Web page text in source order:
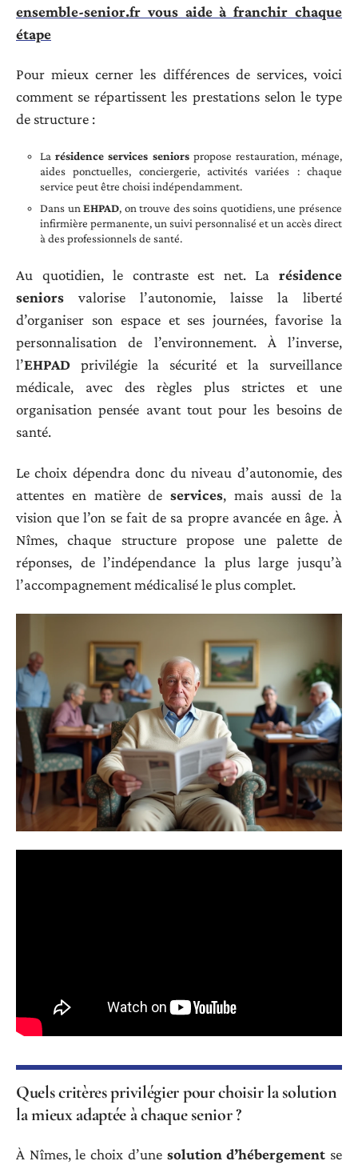
ensemble-senior.fr vous aide à franchir chaque
étape
Pour mieux cerner les différences de services, voici
comment se répartissent les prestations selon le type
de structure :
Larésidence services seniorspropose restauration, ménage,
aides ponctuelles, conciergerie, activités variées : chaque
service peut être choisi indépendamment.
Dans unEHPAD, on trouve des soins quotidiens, une présence
infirmière permanente, un suivi personnalisé et un accès direct
à des professionnels de santé.
Au quotidien, le contraste est net. La résidence
seniors valorise l’autonomie, laisse la liberté
d’organiser son espace et ses journées, favorise la
personnalisation de l’environnement. À l’inverse,
l’EHPAD privilégie la sécurité et la surveillance
médicale, avec des règles plus strictes et une
organisation pensée avant tout pour les besoins de
santé.
Le choix dépendra donc du niveau d’autonomie, des
attentes en matière de services, mais aussi de la
vision que l’on se fait de sa propre avancée en âge. À
Nîmes, chaque structure propose une palette de
réponses, de l’indépendance la plus large jusqu’à
l’accompagnement médicalisé le plus complet.
Quels critères privilégier pour choisir la solution
la mieux adaptée à chaque senior ?
À Nîmes, le choix d’une solution d’hébergement se